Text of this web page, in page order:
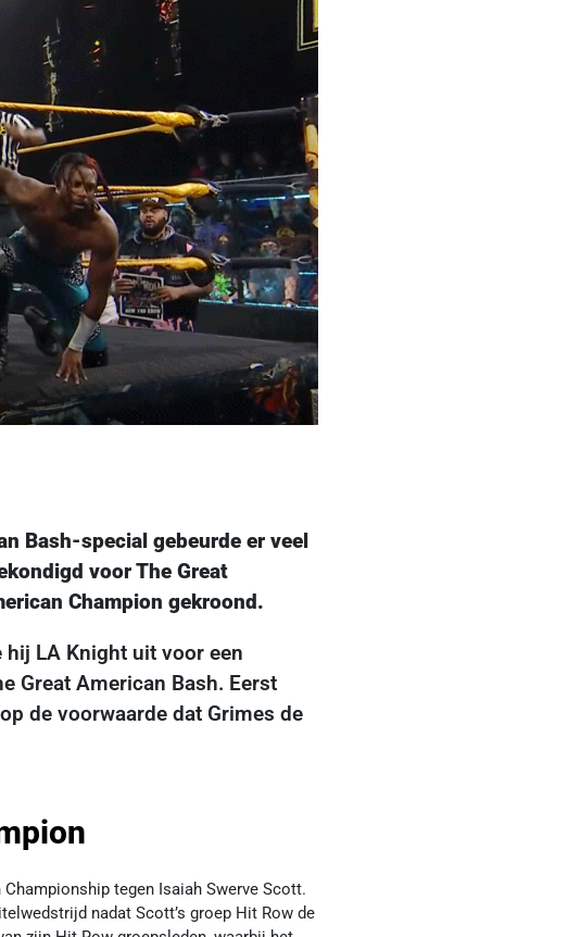
Bash-special gebeurde er veel
voor The Great
Champion gekroond.
hij LA Knight uit voor een
Great American Bash. Eerst
de voorwaarde dat Grimes de
tegen Isaiah Swerve Scott.
nadat Scott’s groep Hit Row de